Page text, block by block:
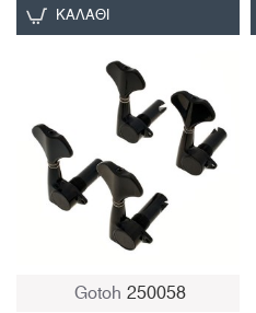
ΚΑΛΆΘΙ
Gotoh 250058